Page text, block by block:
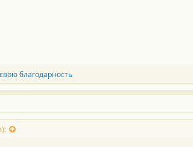
благодарность